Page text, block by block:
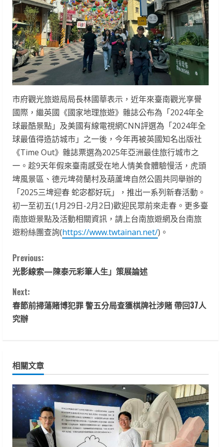
市府觀光旅遊局局長林國華表示，近年來臺南觀光享譽
國際，繼英國《國家地理旅遊》雜誌公布為「2024年全
球最酷景點」及美國有線電視網CNN評選為「2024年全
球最值得造訪城市」之一後，今年再被英國知名出版社
《Time Out》雜誌票選為2025年亞洲最佳旅行城市之
一。趁9天年假來臺南感受在地人情美食體驗慢活，虎頭
埤風景區、德元埤荷蘭村及葫蘆埤自然公園共同舉辦的
「2025三埤迎春 蛇宓都好玩」，推出一系列新春活動。
初一至初五(1月29日-2月2日)歡迎民眾前來走春。更多臺
南旅遊景點及活動相關資訊，請上台南旅遊網及台南旅
遊粉絲團查詢(https://www.twtainan.net/)。
C
o
n
t
n
u
e
R
Previous:
光影線索—陳泰元彩筆人生」策展論述
Next:
春節前掃蕩賭博犯罪 警五分局查獲棋牌社涉賭 帶回37人
究辦
相關文章